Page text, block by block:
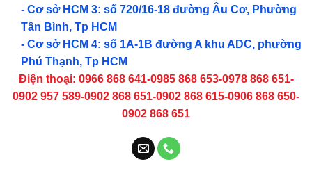
- Cơ sở HCM 3: số 720/16-18 đường Âu Cơ, Phường
Tân Bình, Tp HCM
- Cơ sở HCM 4: số 1A-1B đường A khu ADC, phường
Phú Thạnh, Tp HCM
Điện thoại: 0966 868 641-0985 868 653-0978 868 651-
0902 957 589-0902 868 651-0902 868 615-0906 868 650-
0902 868 651